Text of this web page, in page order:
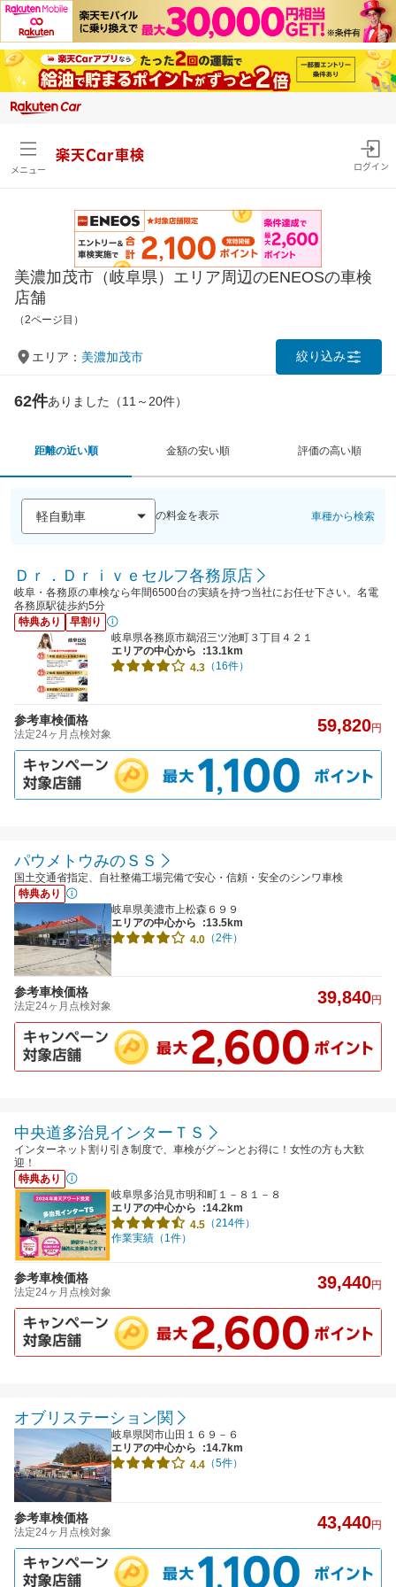
メニュー
楽天Car車検
ログイン
美濃加茂市（岐阜県）エリア周辺のENEOSの車検
店舗
（2ページ目）
エリア： 美濃加茂市 絞り込み
62件ありました（11～20件）
距離の近い順 金額の安い順 評価の高い順
の料金を表示 車種から検索
Ｄｒ．Ｄｒｉｖｅセルフ各務原店
岐阜・各務原の車検なら年間6500台の実績を持つ当社にお任せ下さい。名電
各務原駅徒歩約5分
特典あり
早割り
岐阜県各務原市鵜沼三ツ池町３丁目４２１
エリアの中心から
:13.1km
4.3 （16件）
参考車検価格
法定24ヶ月点検対象 59,820円
パウメトウみのＳＳ
国土交通省指定、自社整備工場完備で安心・信頼・安全のシンワ車検
特典あり
岐阜県美濃市上松森６９９
エリアの中心から
:13.5km
4.0 （2件）
参考車検価格
法定24ヶ月点検対象 39,840円
中央道多治見インターＴＳ
インターネット割り引き制度で、車検がグ～ンとお得に！女性の方も大歓
迎！
特典あり
岐阜県多治見市明和町１－８１－８
エリアの中心から
:14.2km
4.5 （214件）
作業実績（1件）
参考車検価格
法定24ヶ月点検対象 39,440円
オブリステーション関
岐阜県関市山田１６９－６
エリアの中心から
:14.7km
4.4 （5件）
参考車検価格
法定24ヶ月点検対象 43,440円